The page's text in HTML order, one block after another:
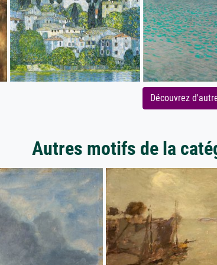
Découvrez
Autres motifs de la